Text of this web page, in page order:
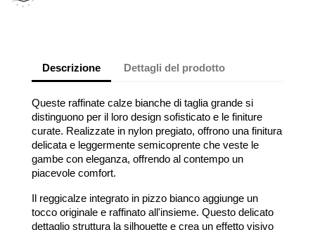
Descrizione Dettagli del prodotto
Queste raffinate calze bianche di taglia grande si
distinguono per il loro design sofisticato e le finiture
curate. Realizzate in nylon pregiato, offrono una finitura
delicata e leggermente semicoprente che veste le
gambe con eleganza, offrendo al contempo un
piacevole comfort.
Il reggicalze integrato in pizzo bianco aggiunge un
tocco originale e raffinato all'insieme. Questo delicato
dettaglio struttura la silhouette e crea un effetto visivo